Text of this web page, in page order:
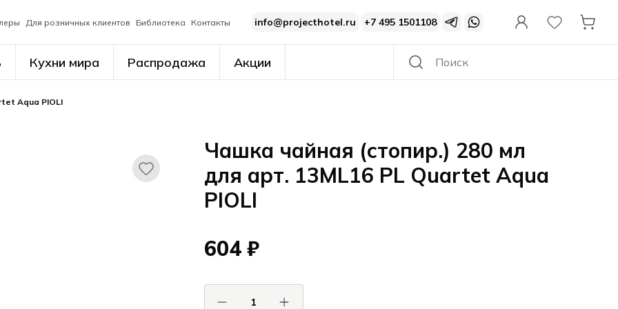
Для розничных клиентов Библиотека Контакты info@projecthotel.ru +7 495 1501108
Кухни мира Распродажа Акции
Aqua PIOLI
Чашка чайная (стопир.) 280 мл
для арт. 13ML16 PL Quartet Aqua
PIOLI
604 ₽